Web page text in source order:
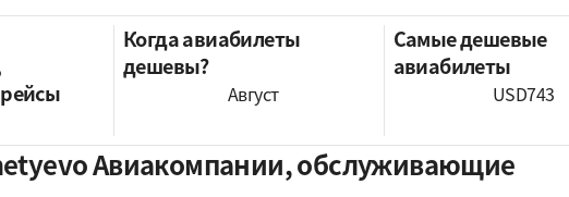
Когда авиабилеты
дешевы?
Август
Самые дешевые
авиабилеты
USD743
Авиакомпании, обслуживающие